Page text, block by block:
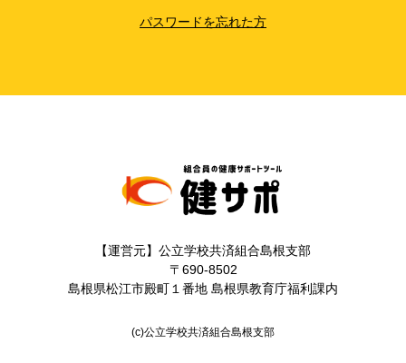
パスワードを忘れた方
【運営元】公立学校共済組合島根支部
〒690-8502
島根県松江市殿町１番地 島根県教育庁福利課内
(c)公立学校共済組合島根支部